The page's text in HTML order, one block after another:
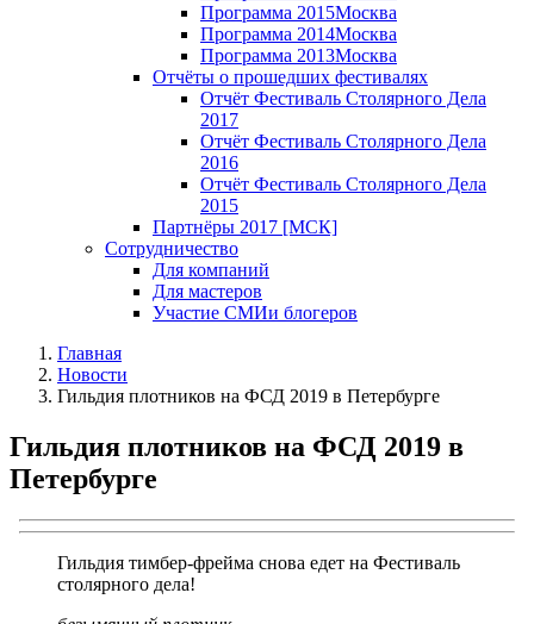
Программа 2015Москва
Программа 2014Москва
Программа 2013Москва
Отчёты о прошедших фестивалях
Отчёт Фестиваль Столярного Дела
2017
Отчёт Фестиваль Столярного Дела
2016
Отчёт Фестиваль Столярного Дела
2015
Партнёры 2017 [МСК]
Сотрудничество
Для компаний
Для мастеров
Участие СМИи блогеров
Главная
Новости
Гильдия плотников на ФСД 2019 в Петербурге
Гильдия плотников на ФСД 2019 в
Петербурге
Гильдия тимбер-фрейма снова едет на Фестиваль
столярного дела!